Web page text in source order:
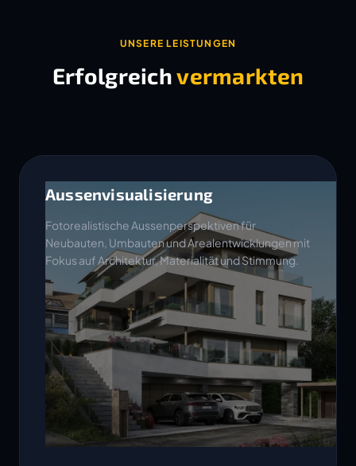
UNSERE LEISTUNGEN
Erfolgreichvermarkten
Aussenvisualisierung
Fotorealistische Aussenperspektiven für
Neubauten, Umbauten und Arealentwicklungen mit
Fokus auf Architektur, Materialität und Stimmung.